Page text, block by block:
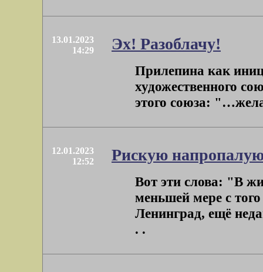
13.01.2023
14:29
Эх! Разоблачу!
Прилепина как
художественного
этого союза:
12.01.2023
12:52
Рискую
Вот эти слова: "В
меньшей мере с
Ленинград, ещё
. .